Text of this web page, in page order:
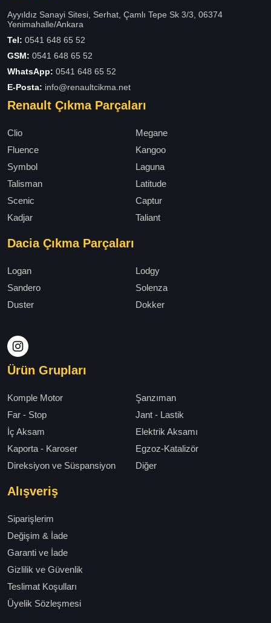
Ayyıldız Sanayi Sitesi, Serhat, Çamlı Tepe Sk 3/3, 06374
Yenimahalle/Ankara
Tel: 0541 648 65 52
GSM: 0541 648 65 52
WhatsApp: 0541 648 65 52
E-Posta: info@renaultcikma.net
Renault Çıkma Parçaları
Clio
Megane
Fluence
Kangoo
Symbol
Laguna
Talisman
Latitude
Scenic
Captur
Kadjar
Taliant
Dacia Çıkma Parçaları
Logan
Lodgy
Sandero
Solenza
Duster
Dokker
Ürün Grupları
Komple Motor
Şanzıman
Far - Stop
Jant - Lastik
İç Aksam
Elektrik Aksamı
Kaporta - Karoser
Egzoz-Katalizör
Direksiyon ve Süspansiyon
Diğer
Alışveriş
Siparişlerim
Değişim & İade
Garanti ve İade
Gizlilik ve Güvenlik
Teslimat Koşulları
Üyelik Sözleşmesi